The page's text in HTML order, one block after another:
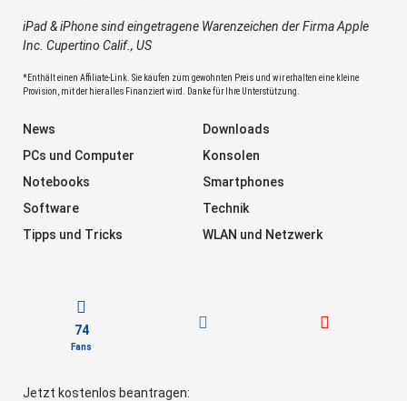
iPad & iPhone sind eingetragene Warenzeichen der Firma Apple
Inc. Cupertino Calif., US
*Enthält einen Affiliate-Link. Sie kaufen zum gewohnten Preis und wir erhalten eine kleine
Provision, mit der hier alles Finanziert wird. Danke für Ihre Unterstützung.
News
Downloads
PCs und Computer
Konsolen
Notebooks
Smartphones
Software
Technik
Tipps und Tricks
WLAN und Netzwerk
74
Fans
Jetzt kostenlos beantragen: